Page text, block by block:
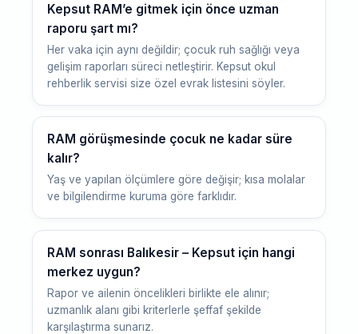
Kepsut RAM’e gitmek için önce uzman
raporu şart mı?
Her vaka için aynı değildir; çocuk ruh sağlığı veya
gelişim raporları süreci netleştirir. Kepsut okul
rehberlik servisi size özel evrak listesini söyler.
RAM görüşmesinde çocuk ne kadar süre
kalır?
Yaş ve yapılan ölçümlere göre değişir; kısa molalar
ve bilgilendirme kuruma göre farklıdır.
RAM sonrası Balıkesir – Kepsut için hangi
merkez uygun?
Rapor ve ailenin öncelikleri birlikte ele alınır;
uzmanlık alanı gibi kriterlerle şeffaf şekilde
karşılaştırma sunarız.